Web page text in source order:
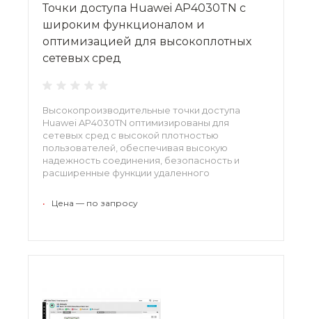
Точки доступа Huawei AP4030TN с
широким функционалом и
оптимизацией для высокоплотных
сетевых сред
Высокопроизводительные точки доступа
Huawei AP4030TN оптимизированы для
сетевых сред с высокой плотностью
пользователей, обеспечивая высокую
надежность соединения, безопасность и
расширенные функции удаленного
два пространственных потока.
• Цена — по запросу